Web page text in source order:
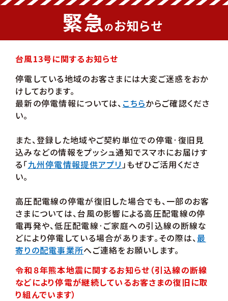
緊急のお知らせ
台風13号に関するお知らせ
停電している地域のお客さまには大変ご迷惑をおか
けしております。
最新の停電情報については、 こちらからご確認くださ
い。
また、登録した地域やご契約単位での停電·復旧見
込みなどの情報をプッシュ通知でスマホにお届けす
る「九州停電情報提供アプリ」もぜひご活用くださ
い。
高圧配電線の停電が復旧した場合でも、一部のお客
さまについては、台風の影響による高圧配電線の停
電再発や、低圧配電線·ご家庭への引込線の断線な
どにより停電している場合があります。その際は、最
寄りの配電事業所へご連絡をお願いします。
令和８年熊本地震に関するお知らせ（引込線の断線
などにより停電が継続しているお客さまの復旧に取
り組んでいます）